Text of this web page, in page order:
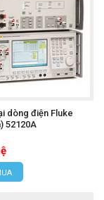
dòng điện Fluke
52120A